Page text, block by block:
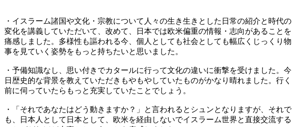
・イスラーム諸国や文化・宗教について人々の生き生きとした日常の紹介と時代の
変化を講義していただいて、改めて、日本では欧米偏重の情報・志向があることを
痛感しました。多様性も謳われる今、個人としても社会としても幅広くじっくり物
事を見ていく姿勢をもっと持ちたいと思いました。
・予備知識なし、思い付きでカタールに行って文化の違いに衝撃を受けました。今
日歴史的な背景を教えていただきもやもやしていたものがかなり晴れました。行く
前に伺っていたらもっと充実していたことでしょう。
​・「それであなたはどう動きますか？」と言われるとシュンとなりますが、それで
も、日本人として日本として、欧米を経由しないでイスラーム世界と直接交流する